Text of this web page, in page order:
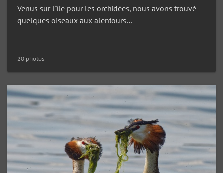
Venus sur l'île pour les orchidées, nous avons trouvé
quelques oiseaux aux alentours…
20 photos